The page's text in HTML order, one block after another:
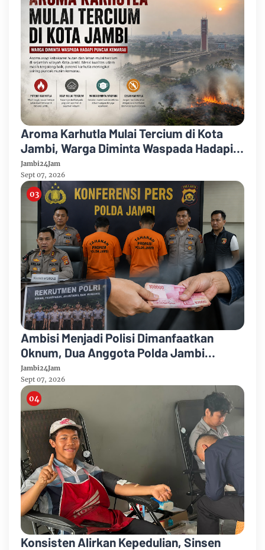
Aroma Karhutla Mulai Tercium di Kota
Jambi, Warga Diminta Waspada Hadapi
Puncak Kemarau
Jambi24Jam
Sept 07, 2026
Ambisi Menjadi Polisi Dimanfaatkan
Oknum, Dua Anggota Polda Jambi
Diduga Tipu Calon Bintara dengan Janji
Kelulusan
Jambi24Jam
Sept 07, 2026
Konsisten Alirkan Kepedulian, Sinsen